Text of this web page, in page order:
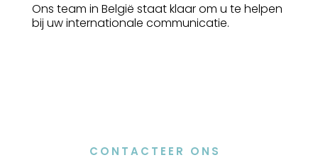
Ons team in België staat klaar om u te helpen
bij uw internationale communicatie.
CONTACTEER ONS